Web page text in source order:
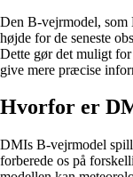
Den B-vejrmodel, som
højde for de seneste
Dette gør det muligt
give mere præcise
Hvorfor er
DMIs B-vejrmodel
forberede os på